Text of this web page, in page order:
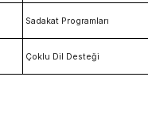
Sadakat Programları
Çoklu Dil Desteği